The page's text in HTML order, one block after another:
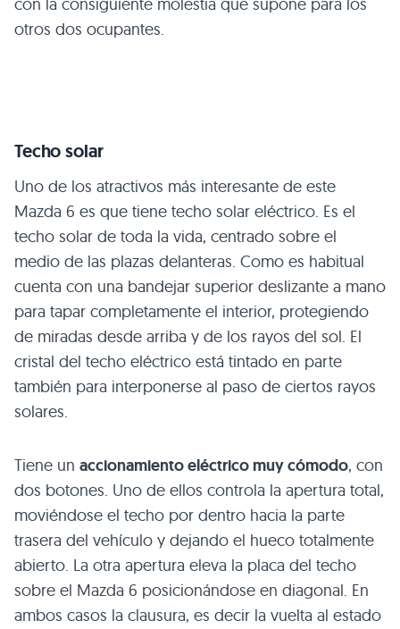
otros dos ocupantes.
Techo solar
Uno de los atractivos más interesante de este
Mazda 6 es que tiene techo solar eléctrico. Es el
techo solar de toda la vida, centrado sobre el
medio de las plazas delanteras. Como es habitual
cuenta con una bandejar superior deslizante a mano
para tapar completamente el interior, protegiendo
de miradas desde arriba y de los rayos del sol. El
cristal del techo eléctrico está tintado en parte
también para interponerse al paso de ciertos rayos
solares.
Tiene un accionamiento eléctrico muy cómodo, con
dos botones. Uno de ellos controla la apertura total,
moviéndose el techo por dentro hacia la parte
trasera del vehículo y dejando el hueco totalmente
abierto. La otra apertura eleva la placa del techo
sobre el Mazda 6 posicionándose en diagonal. En
ambos casos la clausura, es decir la vuelta al estado